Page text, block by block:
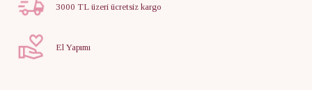
3000 TL üzeri ücretsiz kargo
El Yapımı